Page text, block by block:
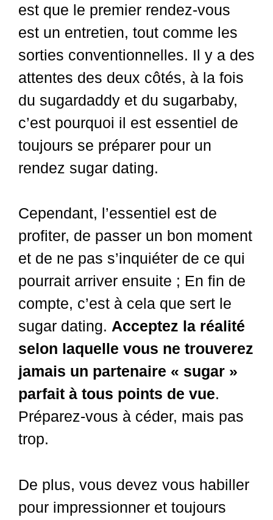
est que le premier rendez-vous
est un entretien, tout comme les
sorties conventionnelles. Il y a des
attentes des deux côtés, à la fois
du sugardaddy et du sugarbaby,
c’est pourquoi il est essentiel de
toujours se préparer pour un
rendez sugar dating.
Cependant, l’essentiel est de
profiter, de passer un bon moment
et de ne pas s’inquiéter de ce qui
pourrait arriver ensuite ; En fin de
compte, c’est à cela que sert le
sugar dating. Acceptez la réalité
selon laquelle vous ne trouverez
jamais un partenaire « sugar »
parfait à tous points de vue.
Préparez-vous à céder, mais pas
trop.
De plus, vous devez vous habiller
pour impressionner et toujours